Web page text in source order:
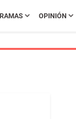
OPINIÓN